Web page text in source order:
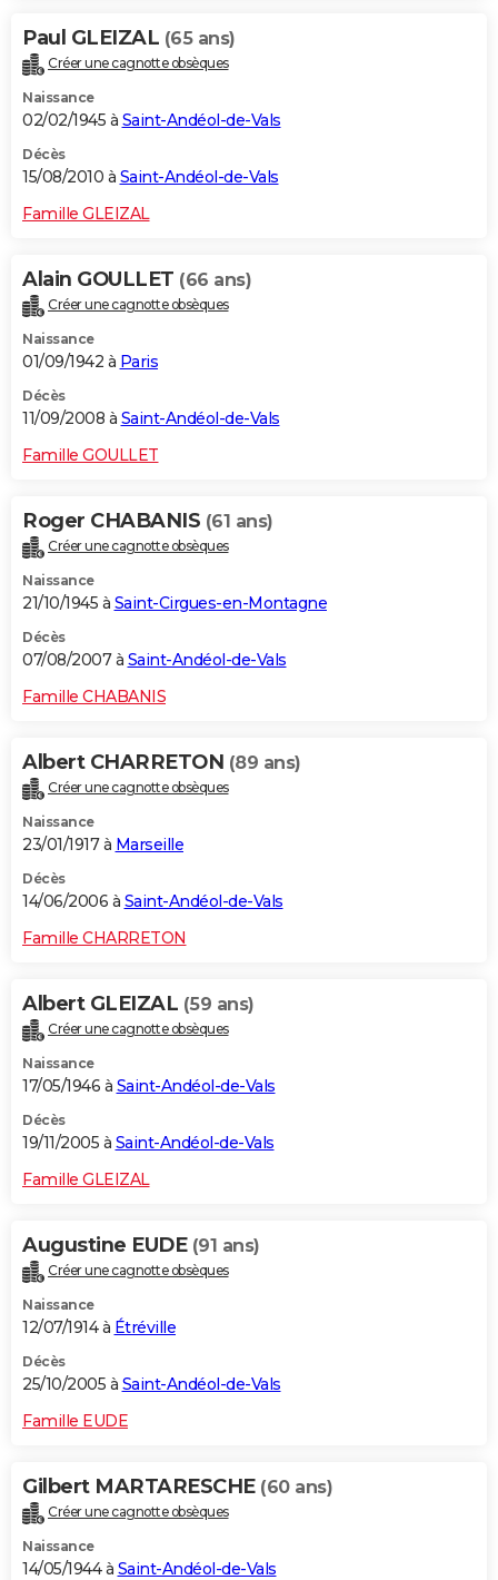
Paul GLEIZAL (65 ans)
Créer une cagnotte obsèques
Naissance
02/02/1945 à Saint-Andéol-de-Vals
Décès
15/08/2010 à Saint-Andéol-de-Vals
Famille GLEIZAL
Alain GOULLET (66 ans)
Créer une cagnotte obsèques
Naissance
01/09/1942 à Paris
Décès
11/09/2008 à Saint-Andéol-de-Vals
Famille GOULLET
Roger CHABANIS (61 ans)
Créer une cagnotte obsèques
Naissance
21/10/1945 à Saint-Cirgues-en-Montagne
Décès
07/08/2007 à Saint-Andéol-de-Vals
Famille CHABANIS
Albert CHARRETON (89 ans)
Créer une cagnotte obsèques
Naissance
23/01/1917 à Marseille
Décès
14/06/2006 à Saint-Andéol-de-Vals
Famille CHARRETON
Albert GLEIZAL (59 ans)
Créer une cagnotte obsèques
Naissance
17/05/1946 à Saint-Andéol-de-Vals
Décès
19/11/2005 à Saint-Andéol-de-Vals
Famille GLEIZAL
Augustine EUDE (91 ans)
Créer une cagnotte obsèques
Naissance
12/07/1914 à Étréville
Décès
25/10/2005 à Saint-Andéol-de-Vals
Famille EUDE
Gilbert MARTARESCHE (60 ans)
Créer une cagnotte obsèques
Naissance
14/05/1944 à Saint-Andéol-de-Vals